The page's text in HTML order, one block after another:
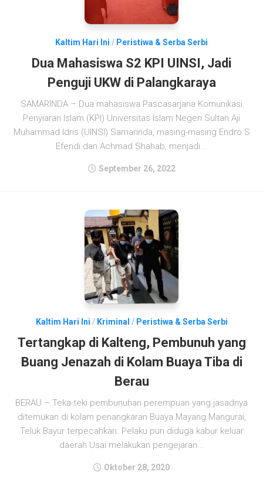
Kaltim Hari Ini / Peristiwa & Serba Serbi
Dua Mahasiswa S2 KPI UINSI, Jadi
Penguji UKW di Palangkaraya
SAMARINDA – Dua mahasiswa Pascasarjana Komunikasi
Penyiaran Islam (KPI) Universitas Islam Negeri Sultan Aji
Muhammad Idris (UINSI) Samarinda, masing-masing Endro S
Efendi dan Achmad Shahab, menjadi...
September 26, 2022
Kaltim Hari Ini / Kriminal / Peristiwa & Serba Serbi
Tertangkap di Kalteng, Pembunuh yang
Buang Jenazah di Kolam Buaya Tiba di
Berau
BERAU – Teka-teki pembunuhan perempuan yang jasadnya
ditemukan di kolam penangkaran Buaya Mayang Mangurai,
Teluk Bayur terpecahkan. Pelaku pun diduga kabur keluar
daerah Usai melakukan pengejaran...
Oktober 28, 2020